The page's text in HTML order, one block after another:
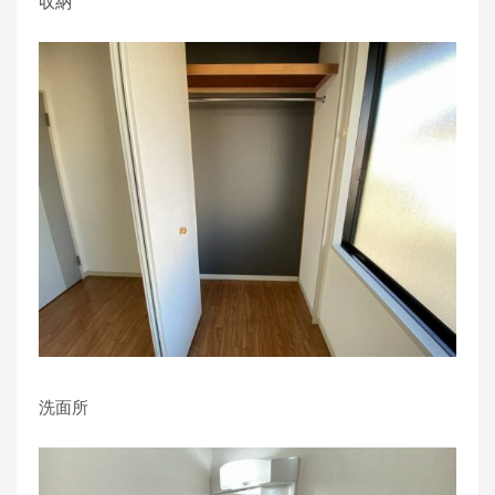
洗面所